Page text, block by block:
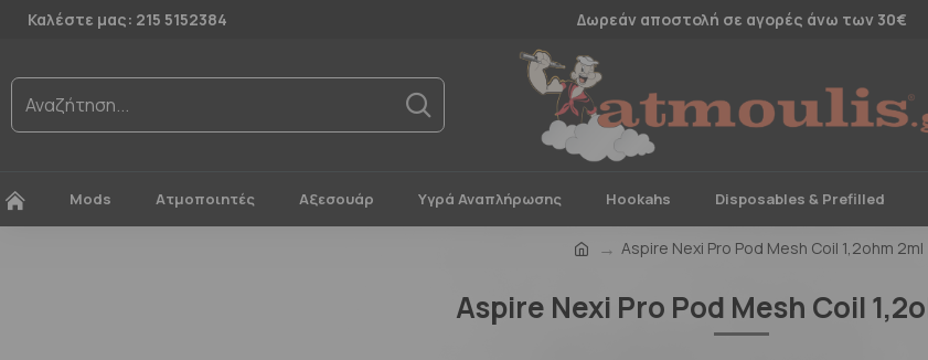
Καλέστε μας: 215 5152384 Δωρεάν αποστολή σε αγορές άνω των 30€
Mods Ατμοποιητές Αξεσουάρ Υγρά Αναπλήρωσης Hookahs Disposables & Prefilled
Aspire Nexi Pro Pod Mesh Coil 1,2ohm 2ml
Aspire Nexi Pro Pod Mesh Coil